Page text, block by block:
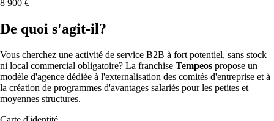
8 900 €
De quoi s'agit-il?
Vous cherchez une activité de service B2B à fort potentiel, sans stock
ni local commercial obligatoire? La franchise Tempeos propose un
modèle d'agence dédiée à l'externalisation des comités d'entreprise et à
la création de programmes d'avantages salariés pour les petites et
moyennes structures.